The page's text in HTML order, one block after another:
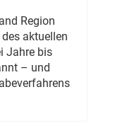
Region
aktuellen
Jahre bis
– und